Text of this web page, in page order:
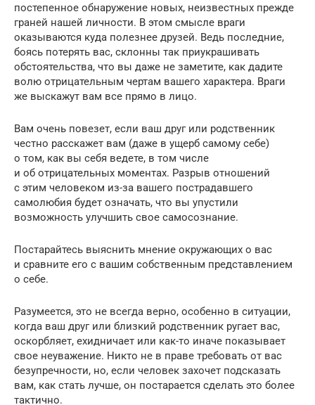
постепенное обнаружение новых, неизвестных прежде
граней нашей личности. В этом смысле враги
оказываются куда полезнее друзей. Ведь последние,
боясь потерять вас, склонны так приукрашивать
обстоятельства, что вы даже не заметите, как дадите
волю отрицательным чертам вашего характера. Враги
же выскажут вам все прямо в лицо.
Вам очень повезет, если ваш друг или родственник
честно расскажет вам (даже в ущерб самому себе)
о том, как вы себя ведете, в том числе
и об отрицательных моментах. Разрыв отношений
с этим человеком из-за вашего пострадавшего
самолюбия будет означать, что вы упустили
возможность улучшить свое самосознание.
Постарайтесь выяснить мнение окружающих о вас
и сравните его с вашим собственным представлением
о себе.
Разумеется, это не всегда верно, особенно в ситуации,
когда ваш друг или близкий родственник ругает вас,
оскорбляет, ехидничает или как-то иначе показывает
свое неуважение. Никто не в праве требовать от вас
безупречности, но, если человек захочет подсказать
вам, как стать лучше, он постарается сделать это более
тактично.